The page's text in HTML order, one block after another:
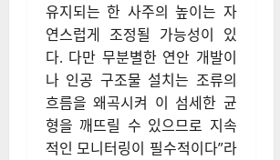
유지되는 한 사주의 높이는 자
연스럽게 조정될 가능성이 있
다. 다만 무분별한 연안 개발이
나 인공 구조물 설치는 조류의
흐름을 왜곡시켜 이 섬세한 균
형을 깨뜨릴 수 있으므로 지속
적인 모니터링이 필수적이다”라